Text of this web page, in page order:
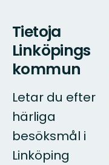
Tietoja
Linköpings
kommun
Letar du efter
härliga
besöksmål i
Linköping